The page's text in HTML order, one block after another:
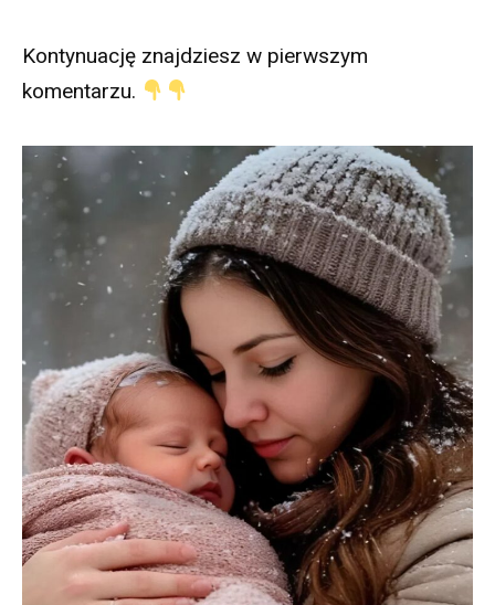
Kontynuację znajdziesz w pierwszym
komentarzu.